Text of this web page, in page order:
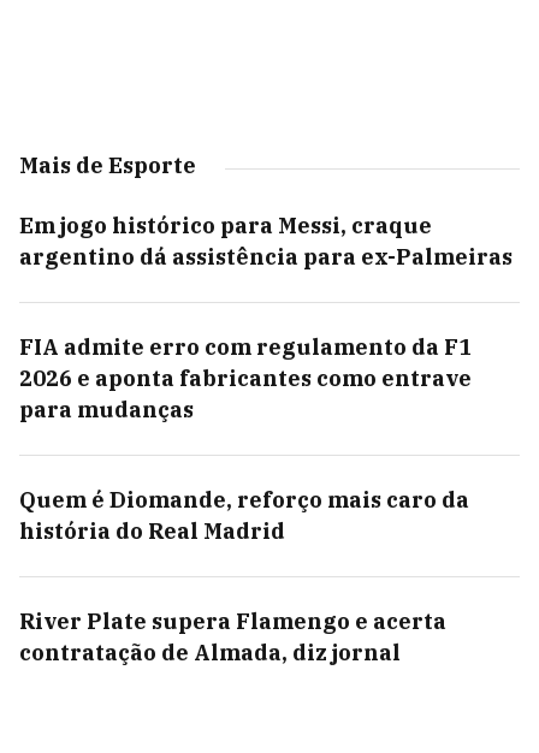
Mais de Esporte
Em jogo histórico para Messi, craque
argentino dá assistência para ex-Palmeiras
FIA admite erro com regulamento da F1
2026 e aponta fabricantes como entrave
para mudanças
Quem é Diomande, reforço mais caro da
história do Real Madrid
River Plate supera Flamengo e acerta
contratação de Almada, diz jornal